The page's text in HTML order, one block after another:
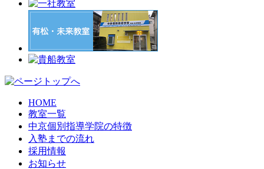
HOME
教室一覧
中京個別指導学院の特徴
入塾までの流れ
採用情報
お知らせ